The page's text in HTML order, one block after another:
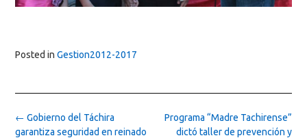
Posted in Gestion2012-2017
Post
navigation
Programa “Madre Tachirense”
dictó taller de prevención y
← Gobierno del Táchira
garantiza seguridad en reinado